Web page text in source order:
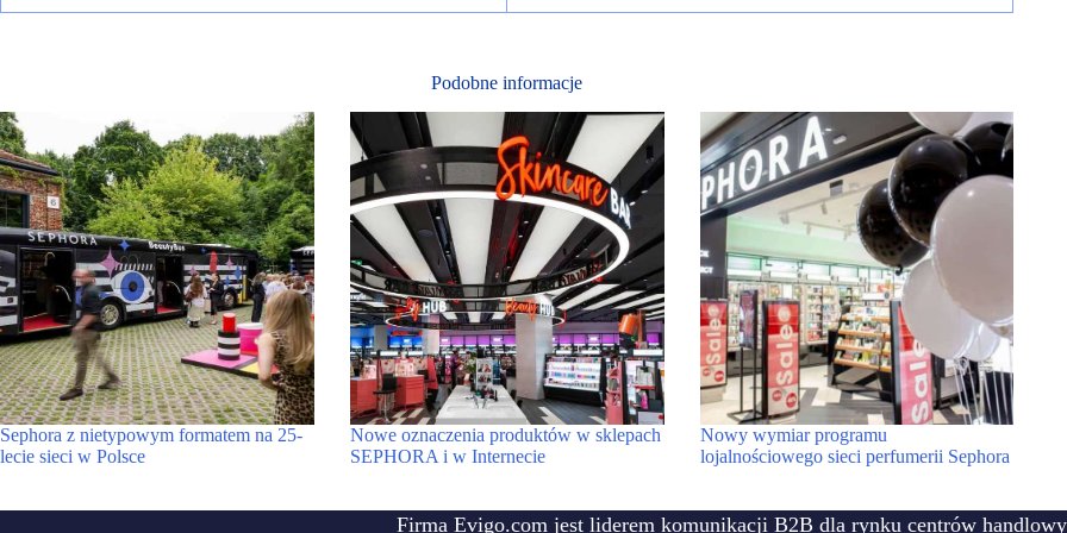
Podobne informacje
Sephora z nietypowym formatem na 25-
lecie sieci w Polsce
Nowe oznaczenia produktów w sklepach
SEPHORA i w Internecie
Nowy wymiar programu
lojalnościowego sieci perfumerii Sephora
Firma Evigo.com jest liderem komunikacji B2B dla rynku centrów